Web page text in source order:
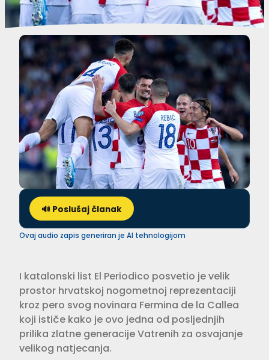
🔊 Poslušaj članak
Ovaj audio zapis generiran je AI tehnologijom
I katalonski list El Periodico posvetio je velik
prostor hrvatskoj nogometnoj reprezentaciji
kroz pero svog novinara Fermina de la Callea
koji ističe kako je ovo jedna od posljednjih
prilika zlatne generacije Vatrenih za osvajanje
velikog natjecanja.